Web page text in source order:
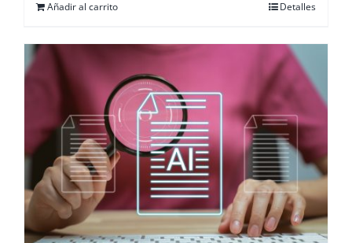
Añadir al carrito Detalles